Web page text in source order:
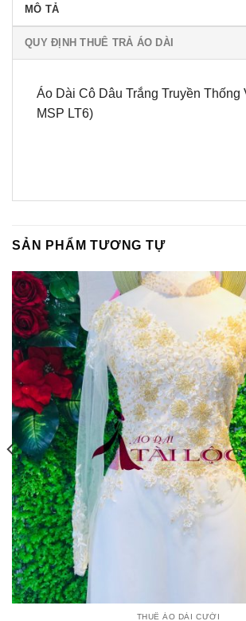
MÔ TẢ
QUY ĐỊNH THUÊ TRẢ ÁO DÀI
Áo Dài Cô Dâu Trắng Truyền Thống
MSP LT6)
SẢN PHẨM TƯƠNG TỰ
THUÊ ÁO DÀI CƯỚI